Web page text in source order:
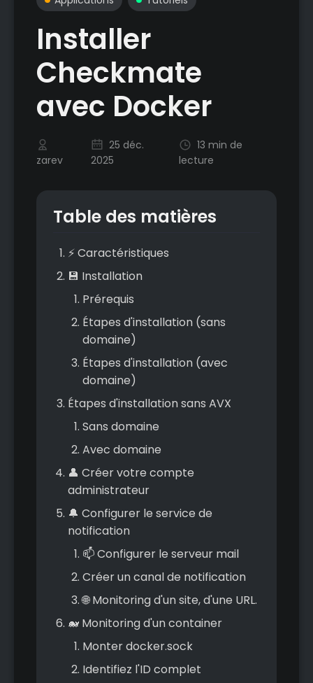
Installer
Checkmate
avec Docker
zarev
25 déc.
2025
13 min de
lecture
Table des matières
⚡ Caractéristiques
💾 Installation
Prérequis
Étapes d'installation (sans
domaine)
Étapes d'installation (avec
domaine)
Étapes d'installation sans AVX
Sans domaine
Avec domaine
👤 Créer votre compte
administrateur
🔔 Configurer le service de
notification
📫 Configurer le serveur mail
Créer un canal de notification
🌐 Monitoring d'un site, d'une URL.
🐋 Monitoring d'un container
Monter docker.sock
Identifiez l'ID complet